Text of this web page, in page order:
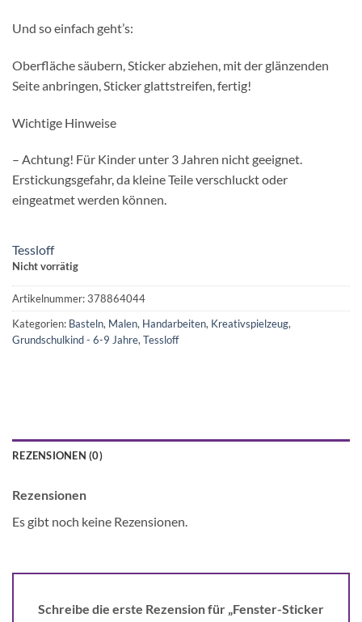
Und so einfach geht’s:
Oberfläche säubern, Sticker abziehen, mit der glänzenden
Seite anbringen, Sticker glattstreifen, fertig!
Wichtige Hinweise
– Achtung! Für Kinder unter 3 Jahren nicht geeignet.
Erstickungsgefahr, da kleine Teile verschluckt oder
eingeatmet werden können.
Tessloff
Nicht vorrätig
Artikelnummer:378864044
Kategorien: Basteln, Malen, Handarbeiten, Kreativspielzeug,
Grundschulkind - 6-9 Jahre, Tessloff
REZENSIONEN (0)
Rezensionen
Es gibt noch keine Rezensionen.
Schreibe die erste Rezension für „Fenster-Sticker